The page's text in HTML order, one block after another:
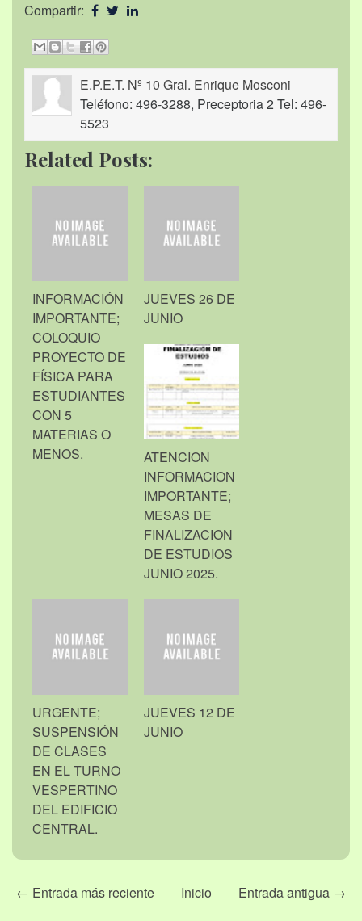
Compartir:
E.P.E.T. Nº 10 Gral. Enrique Mosconi
Teléfono: 496-3288, Preceptoria 2 Tel: 496-
5523
Related Posts:
INFORMACIÓN
IMPORTANTE;
COLOQUIO
PROYECTO DE
FÍSICA PARA
ESTUDIANTES
CON 5
MATERIAS O
MENOS.
JUEVES 26 DE
JUNIO
ATENCION
INFORMACION
IMPORTANTE;
MESAS DE
FINALIZACION
DE ESTUDIOS
JUNIO 2025.
URGENTE;
SUSPENSIÓN
DE CLASES
EN EL TURNO
VESPERTINO
DEL EDIFICIO
CENTRAL.
JUEVES 12 DE
JUNIO
← Entrada más reciente Entrada antigua →
Inicio